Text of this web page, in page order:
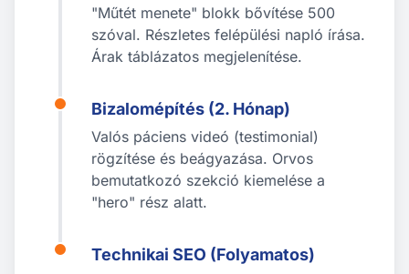
"Műtét menete" blokk bővítése 500
szóval. Részletes felépülési napló írása.
Árak táblázatos megjelenítése.
Bizalomépítés (2. Hónap)
Valós páciens videó (testimonial)
rögzítése és beágyazása. Orvos
bemutatkozó szekció kiemelése a
"hero" rész alatt.
Technikai SEO (Folyamatos)